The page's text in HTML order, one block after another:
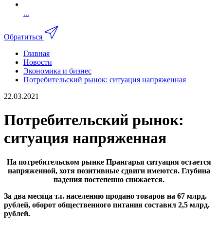
...
Обратиться
Главная
Новости
Экономика и бизнес
Потребительский рынок: ситуация напряженная
22.03.2021
Потребительский рынок:
ситуация напряженная
На потребительском рынке Прангарья ситуация остается
напряженной, хотя позитивные сдвиги имеются. Глубина
падения постепенно снижается.
За два месяца т.г. населению продано товаров на 67 млрд.
рублей, оборот общественного питания составил 2,5 млрд.
рублей.